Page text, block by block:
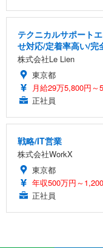
テクニカルサポート
せ対応/定着率高い/完
株式会社Le Lien
東京都
月給29万5,800円～
正社員
戦略/IT営業
株式会社WorkX
東京都
年収500万円～
正社員